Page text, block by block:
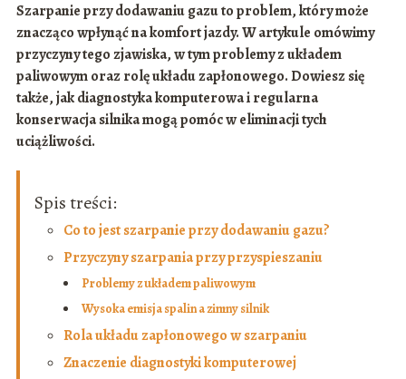
Szarpanie przy dodawaniu gazu to problem, który może
znacząco wpłynąć na komfort jazdy. W artykule omówimy
przyczyny tego zjawiska, w tym problemy z układem
paliwowym oraz rolę układu zapłonowego. Dowiesz się
także, jak diagnostyka komputerowa i regularna
konserwacja silnika mogą pomóc w eliminacji tych
uciążliwości.
Spis treści:
Co to jest szarpanie przy dodawaniu gazu?
Przyczyny szarpania przy przyspieszaniu
Problemy z układem paliwowym
Wysoka emisja spalin a zimny silnik
Rola układu zapłonowego w szarpaniu
Znaczenie diagnostyki komputerowej